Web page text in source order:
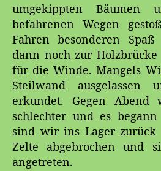
umgekippten Bäumen
befahrenen Wegen
Fahren besonderen
dann noch zur
für die Winde. Mangels
Steilwand
erkundet. Gegen Abend
schlechter und es
sind wir ins Lager zurück
Zelte abgebrochen und
angetreten.